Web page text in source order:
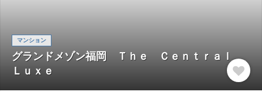
マンション
グランドメゾン福岡 Ｔｈｅ Ｃｅｎｔｒａｌ
Ｌｕｘｅ